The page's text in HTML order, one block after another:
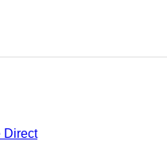
Direct